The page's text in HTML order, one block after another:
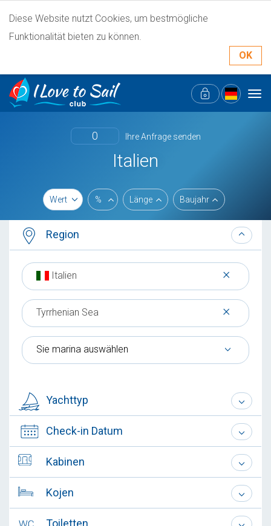
Diese Website nutzt Cookies, um bestmögliche
Funktionalität bieten zu können.
OK
0 Ihre Anfrage senden
Italien
Wert % Länge Baujahr
Region
×
Italien
×
Tyrrhenian Sea
Sie marina auswählen
Yachttyp
Check-in Datum
Kabinen
Kojen
Toiletten